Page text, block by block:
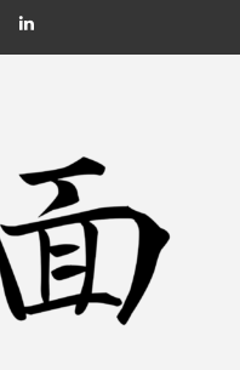
Linkedin